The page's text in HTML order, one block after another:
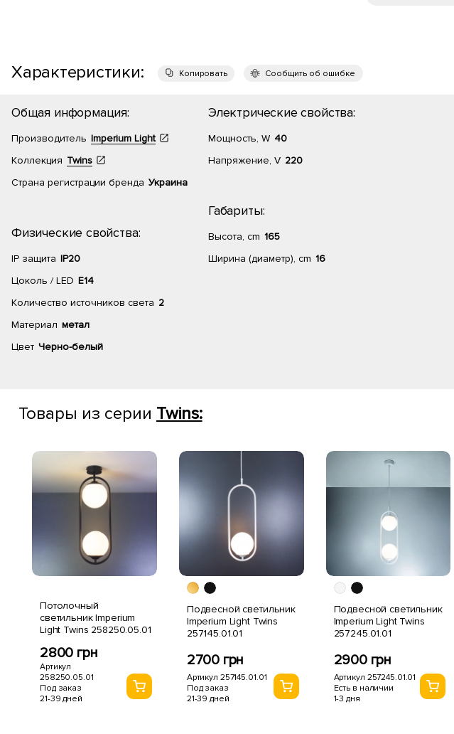
Характеристики: Копировать Сообщить об ошибке
Общая информация:
Производитель Imperium Light
Коллекция Twins
Страна регистрации бренда Украина
Физические свойства:
IP защита IP20
Цоколь / LED E14
Количество источников света 2
Материал метал
Цвет Черно-белый
Электрические свойства:
Мощность, W 40
Напряжение, V 220
Габариты:
Высота, cm 165
Ширина (диаметр), cm 16
Товары из серии Twins:
Потолочный
светильник Imperium
Light Twins 258250.05.01
2800 грн
Артикул
258250.05.01
Под заказ
21-39 дней
Подвесной светильник
Imperium Light Twins
257145.01.01
2700 грн
Артикул 257145.01.01
Под заказ
21-39 дней
Подвесной светильник
Imperium Light Twins
257245.01.01
2900 грн
Артикул 257245.01.01
Есть в наличии
1-3 дня